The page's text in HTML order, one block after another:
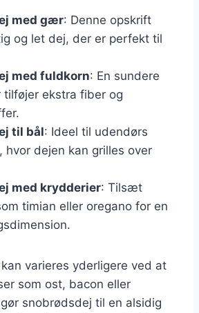
med gær: Denne opskrift
og let dej, der er perfekt til
med fuldkorn: En sundere
tilføjer ekstra fiber og
til bål: Ideel til udendørs
hvor dejen kan grilles over
med krydderier: Tilsæt
timian eller oregano for en
varieres yderligere ved at
som ost, bacon eller
snobrødsdej til en alsidig